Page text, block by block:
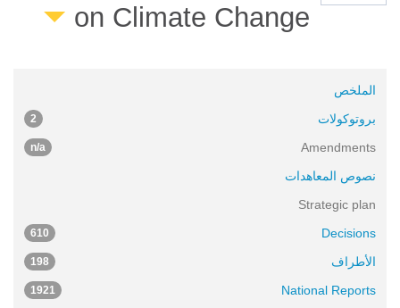
on Climate Change
الملخص
بروتوكولات
2
Amendments
n/a
نصوص المعاهدات
Strategic plan
Decisions
610
الأطراف 198
National Reports
1921